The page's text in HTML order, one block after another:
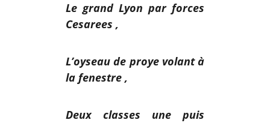
Le grand Lyon par forces
Cesarees ,
L’oyseau de proye volant à
la fenestre ,
Deux classes une puis